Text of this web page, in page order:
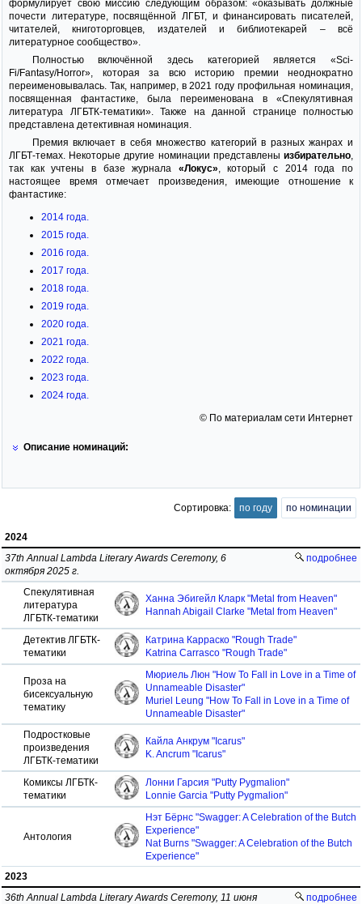
формулирует свою миссию следующим образом: «оказывать должные
почести литературе, посвящённой ЛГБТ, и финансировать писателей,
читателей, книготорговцев, издателей и библиотекарей – всё
литературное сообщество».
Полностью включённой здесь категорией является «Sci-
Fi/Fantasy/Horror», которая за всю историю премии неоднократно
переименовывалась. Так, например, в 2021 году профильная номинация,
посвященная фантастике, была переименована в «Спекулятивная
литература ЛГБТК-тематики». Также на данной странице полностью
представлена детективная номинация.
Премия включает в себя множество категорий в разных жанрах и
ЛГБТ-темах. Некоторые другие номинации представлены избирательно,
так как учтены в базе журнала «Локус», который с 2014 года по
настоящее время отмечает произведения, имеющие отношение к
фантастике:
2014 года.
2015 года.
2016 года.
2017 года.
2018 года.
2019 года.
2020 года.
2021 года.
2022 года.
2023 года.
2024 года.
© По материалам сети Интернет
Описание номинаций:
Сортировка: по году по номинации
2024
подробнее
37th Annual Lambda Literary Awards Ceremony, 6
октября 2025 г.
Спекулятивная
литература
ЛГБТК-тематики
Ханна Эбигейл Кларк "Metal from Heaven"
Hannah Abigail Clarke "Metal from Heaven"
Детектив ЛГБТК-
тематики
Катрина Карраско "Rough Trade"
Katrina Carrasco "Rough Trade"
Проза на
бисексуальную
тематику
Мюриель Люн "How To Fall in Love in a Time of
Unnameable Disaster"
Muriel Leung "How To Fall in Love in a Time of
Unnameable Disaster"
Подростковые
произведения
ЛГБТК-тематики
Кайла Анкрум "Icarus"
K. Ancrum "Icarus"
Комиксы ЛГБТК-
тематики
Лонни Гарсия "Putty Pygmalion"
Lonnie Garcia "Putty Pygmalion"
Антология
Нэт Бёрнс "Swagger: A Celebration of the Butch
Experience"
Nat Burns "Swagger: A Celebration of the Butch
Experience"
2023
подробнее
36th Annual Lambda Literary Awards Ceremony, 11 июня